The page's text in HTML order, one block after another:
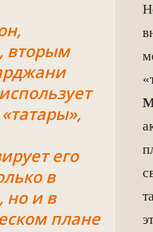
вторым
его
в
но и в
плане